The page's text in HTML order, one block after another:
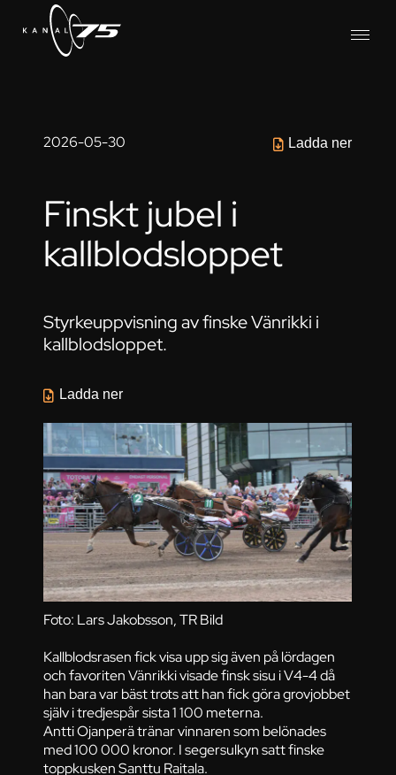
2026-05-30
Foto: Lars Jakobsson, TR Bild
Ladda ner
Finskt jubel i
kallblodsloppet
Styrkeuppvisning av finske Vänrikki i
kallblodsloppet.
Kallblodsrasen fick visa upp sig även på lördagen
och favoriten Vänrikki visade finsk sisu i V4-4 då
han bara var bäst trots att han fick göra grovjobbet
själv i tredjespår sista 1 100 meterna.
Antti Ojanperä tränar vinnaren som belönades
med 100 000 kronor. I segersulkyn satt finske
toppkusken Santtu Raitala.
Ladda ner